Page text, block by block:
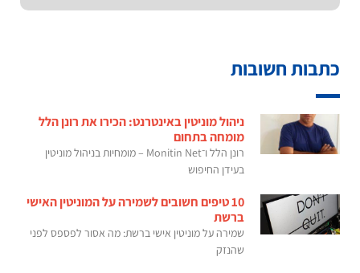
כתבות חשובות
ניהול מוניטין באינטרנט: הכירו את רונן הלל
מומחה בתחום
רונן הלל ו־Monitin Net – מומחיות בניהול מוניטין
בעידן החיפוש
10 טיפים חשובים לשמירה על המוניטין האישי
ברשת
שמירה על מוניטין אישי ברשת: מה אסור לפספס לפני
שהנזק